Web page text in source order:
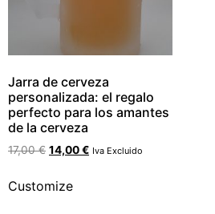
Jarra de cerveza
personalizada: el regalo
perfecto para los amantes
de la cerveza
17,00€ 14,00€ Iva Excluido
Customize